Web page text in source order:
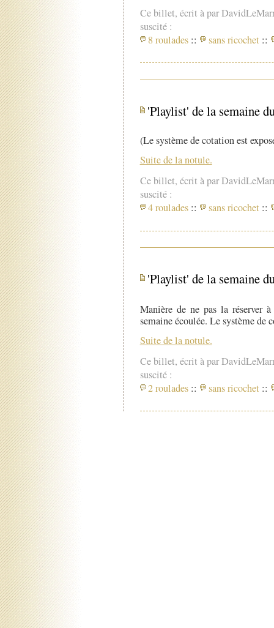
Ce billet, écrit à par
suscité :
8 roulades :: sans ricochet ::
'Playlist' de la semaine
(Le système de cotation est
Suite de la notule.
Ce billet, écrit à par
suscité :
4 roulades :: sans ricochet ::
'Playlist' de la semaine
Manière de ne pas la réserver
semaine écoulée. Le système
Suite de la notule.
Ce billet, écrit à par
suscité :
2 roulades :: sans ricochet ::